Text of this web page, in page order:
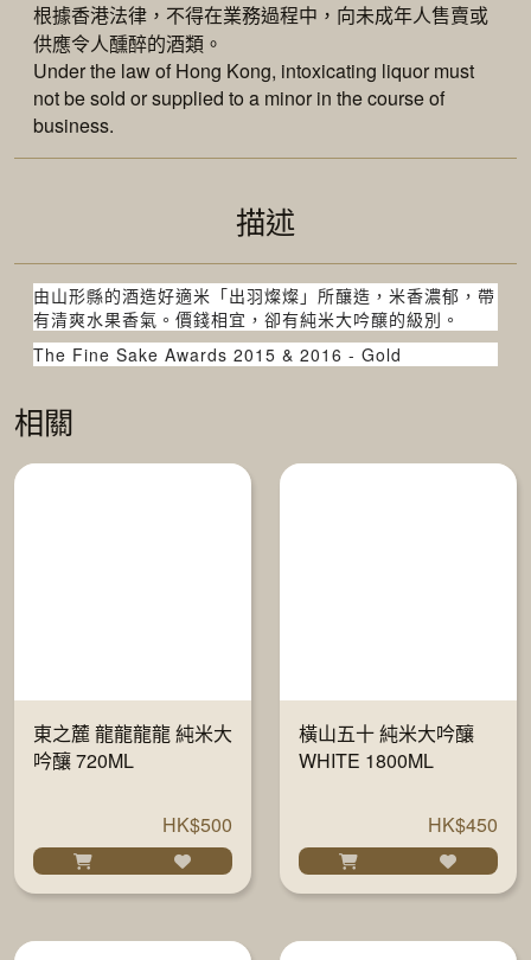
根據香港法律，不得在業務過程中，向未成年人售賣或
供應令人醺醉的酒類。
Under the law of Hong Kong, intoxicating liquor must
not be sold or supplied to a minor in the course of
business.
描述
由山形縣的酒造好適米「出羽燦燦」所釀造，米香濃郁，帶
有清爽水果香氣。價錢相宜，卻有純米大吟醸的級別。
The Fine Sake Awards 2015 & 2016 - Gold
相關
東之麓 龍龍龍龍 純米大
吟釀 720ML
HK$500
橫山五十 純米大吟釀
WHITE 1800ML
HK$450